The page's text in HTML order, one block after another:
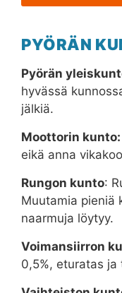
PYÖRÄN
Pyörän
hyvässä
jälkiä.
Moottorin kunto:
eikä anna
Rungon kunto:
Muutamia pieniä
naarmuja löytyy.
Voimansiirron
0,5%, eturatas ja